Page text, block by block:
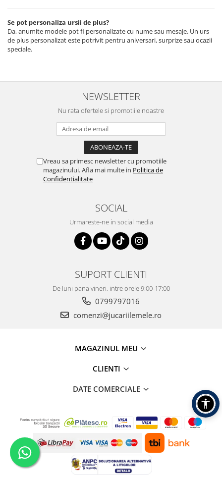
Se pot personaliza ursii de plus?
Da, anumite modele pot fi personalizate cu nume sau mesaje. Un urs
de plus personalizat este potrivit pentru aniversari, surprize sau ocazii
speciale.
NEWSLETTER
Nu rata ofertele si promotiile noastre
Vreau sa primesc newsletter cu promotiile
magazinului. Afla mai multe in Politica de
Confidentialitate
SOCIAL
Urmareste-ne in social media
SUPORT CLIENTI
De luni pana vineri, intre orele 9:00-17:00
0799797016
comenzi@jucariilemele.ro
MAGAZINUL MEU
CLIENTI
DATE COMERCIALE